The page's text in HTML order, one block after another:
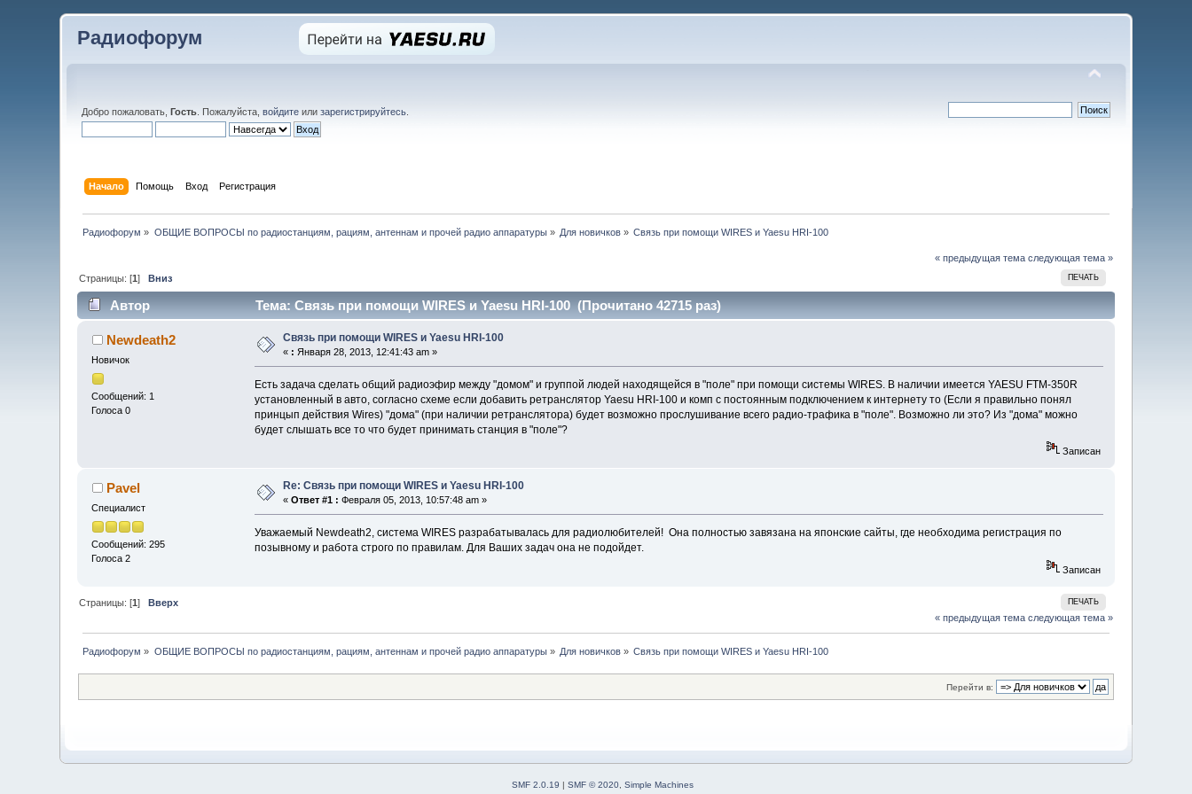
Радиофорум
Добро пожаловать,Гость . Пожалуйста,войдите илизарегистрируйтесь
Начало Помощь Вход Регистрация
Радиофорум » ОБЩИЕ ВОПРОСЫ по радиостанциям, рациям, антеннам и прочей радио аппаратуры» Для новичков » Связь при помощи WIRES и Yaesu HRI-100
« предыдущая тема следующая тема »
ПЕЧАТЬ
Страницы: [1]Вниз
Автор Тема: Связь при помощи WIRES и Yaesu HRI-100 (Прочитано 42715 раз)
Newdeath2
Новичок
Сообщений: 1
Голоса 0
Связь при помощи WIRES и Yaesu HRI-100
« : Января 28, 2013, 12:41:43 am »
Есть задача сделать общий радиоэфир между "домом" и группой людей находящейся в "поле" при помощи системы WIRES. В наличии имеется YAESU FTM-350R
установленный в авто, согласно схеме если добавить ретранслятор Yaesu HRI-100 и комп с постоянным подключением к интернету то (Если я правильно понял
принцып действия Wires) "дома" (при наличии ретранслятора) будет возможно прослушивание всего радио-трафика в "поле". Возможно ли это? Из "дома" можно
будет слышать все то что будет принимать станция в "поле"?
Записан
Pavel
Специалист
Сообщений: 295
Голоса 2
Re: Связь при помощи WIRES и Yaesu HRI-100
«Ответ #1 : Февраля 05, 2013, 10:57:48 am »
Уважаемый Newdeath2, система WIRES разрабатывалась для радиолюбителей! Она полностью завязана на японские сайты, где необходима регистрация по
позывному и работа строго по правилам. Для Ваших задач она не подойдет.
Записан
ПЕЧАТЬ
Страницы: [1]Вверх
« предыдущая тема следующая тема »
Радиофорум » ОБЩИЕ ВОПРОСЫ по радиостанциям, рациям, антеннам и прочей радио аппаратуры» Для новичков » Связь при помощи WIRES и Yaesu HRI-100
Перейти в:
SMF 2.0.19 | SMF © 2020 Simple Machines